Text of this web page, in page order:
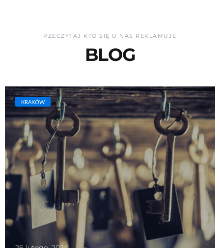
PZECZYTAJ KTO SIĘ U NAS REKLAMUJE
BLOG
KRAKÓW